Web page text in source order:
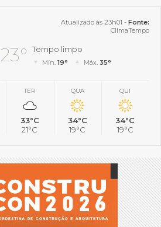
Atualizado às 23h01 - Fonte:
ClimaTempo
23° Tempo limpo
Mín.19° Máx. 35°
TER
33°C
21°C
QUA
34°C
19°C
QUI
34°C
19°C